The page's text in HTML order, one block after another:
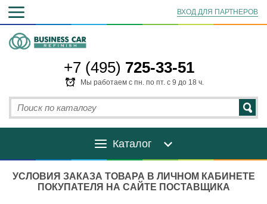
+7 (495) 725-33-51
Мы работаем с пн. по пт. с 9 до 18 ч.
ВХОД ДЛЯ ПАРТНЕРОВ
Каталог
УСЛОВИЯ ЗАКАЗА ТОВАРА В ЛИЧНОМ КАБИНЕТЕ
ПОКУПАТЕЛЯ НА САЙТЕ ПОСТАВЩИКА